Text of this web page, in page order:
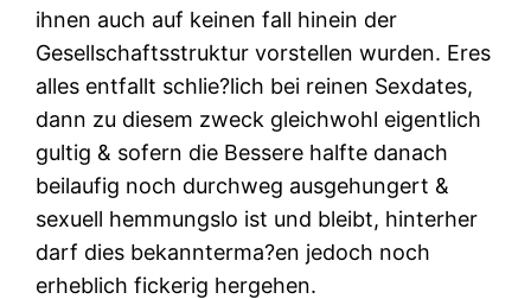
ihnen auch auf keinen fall hinein der
Gesellschaftsstruktur vorstellen wurden. Eres
alles entfallt schlie?lich bei reinen Sexdates,
dann zu diesem zweck gleichwohl eigentlich
gultig & sofern die Bessere halfte danach
beilaufig noch durchweg ausgehungert &
sexuell hemmungslo ist und bleibt, hinterher
darf dies bekannterma?en jedoch noch
erheblich fickerig hergehen.